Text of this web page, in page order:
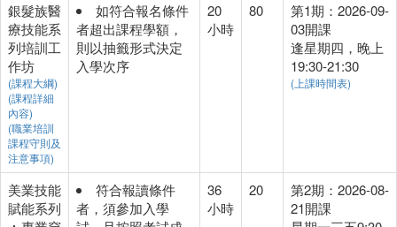
銀髮族醫
療技能系
列培訓工
作坊
(課程大綱)
(課程詳細
內容)
(職業培訓
課程守則及
注意事項)
如符合報名條件
者超出課程學額，
則以抽籤形式決定
入學次序
20
小時
80
第1期：2026-09-
03開課
逢星期四，晚上
19:30-21:30
(上課時間表)
美業技能
賦能系列
符合報讀條件
者，須參加入學
36
小時
20
第2期：2026-08-
21開課